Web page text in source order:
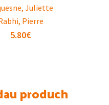
Juliette
Pierre
5.80€
produch